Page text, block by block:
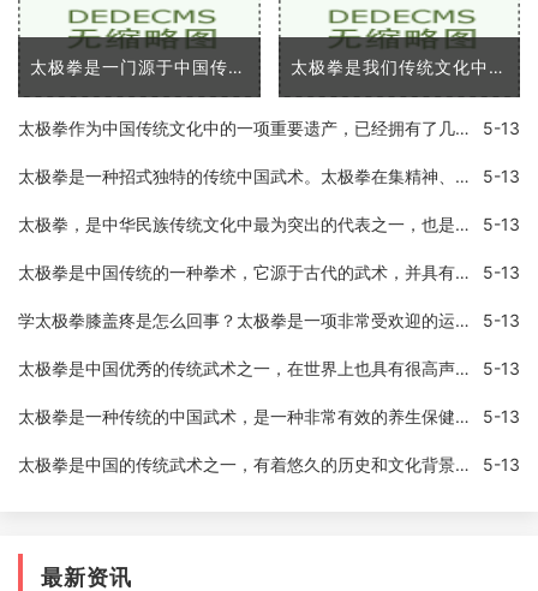
太极拳是一门源于中国传统文化的武术，已经广泛传播到了全世界各地。它不仅是一种给人们提供了自我防卫技能的技术，同时也提供了许多身体和心理上的优势。在这篇文章中，我将 太极拳是我们传统文化中的代表之一，是中国优秀的传统武术之一。太极拳以「浑然一体，动静相成」的理念，将人体全部的活动方式统一在一起，既可以练习身体，又可以练习意志和
太极拳作为中国传统文化中的一项重要遗产，已经拥有了几百年的历史。随着健身风气的盛行，越来越多的人开始学习太极拳。但是，很多人在练习太极拳时都会遇到一个普遍的问题— 5-13
太极拳是一种招式独特的传统中国武术。太极拳在集精神、身体和呼吸为一体的过程中，充分发挥了物理力学的规律和原则。在太极拳实战中，只要掌握了它的力学原理，就可以运用它 5-13
太极拳，是中华民族传统文化中最为突出的代表之一，也是中国武术中最具哲理内涵的门派，其表现形式悠长柔和，虽然没有跳激烈的芭蕾舞那样的扣人心弦、震撼人心的动作，但是在 5-13
太极拳是中国传统的一种拳术，它源于古代的武术，并具有较高的文化内涵。太极拳最早是用来练习战斗的技能和防身术，现在太极拳逐渐演变为一种健身方式，现在越来越流行，甚至 5-13
学太极拳膝盖疼是怎么回事？太极拳是一项非常受欢迎的运动，它具有很多健康益处，如改善心血管功能，提高身体平衡能力和调节情绪。如果你练习太极拳时膝盖疼痛，这会影响你的 5-13
太极拳是中国优秀的传统武术之一，在世界上也具有很高声誉。太极拳作为一种以柔克刚的武术，不仅可以锻炼人体自身的柔韧性，还能让人平衡心灵与身体，有很多的健康功效。尤其 5-13
太极拳是一种传统的中国武术，是一种非常有效的养生保健术，它不仅能够锻炼身体，还能够提升人的精神健康。太极拳作为一种古老的心身运动，集中了中华文化的精华，它的养生功 5-13
太极拳是中国的传统武术之一，有着悠久的历史和文化背景。太极拳是全身运动，它的动作流畅舒展，柔和而不失力度，可以锻炼身体，增强体质，同时也可以调整呼吸、舒缓情绪。为 5-13
最新资讯